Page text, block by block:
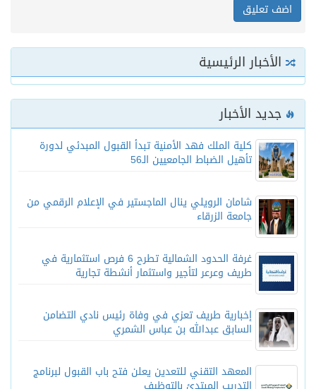
الأخبار الرئيسية
جديد الأخبار
كلية الملك فهد الأمنية تبدأ القبول المبدئي لدورة
تأهيل الضباط الجامعيين الـ56
شامان الرويلي ينال الماجستير في الإعلام الرقمي من
جامعة الزرقاء
غرفة الحدود الشمالية تطرح 6 فرص استثمارية في
طريف وعرعر لتأجير واستثمار أنشطة تجارية
إخبارية طريف تعزي في وفاة رئيس نادي التضامن
السابق عبدالله بن عباس الشمري
المعهد التقني للتعدين يعلن فتح باب القبول لبرنامج